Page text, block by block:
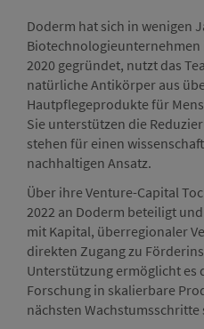
Doderm hat sich in wenigen
2020 gegründet, nutzt das
natürliche Antikörper aus
Hautpflegeprodukte für
Sie unterstützen die
stehen für einen
nachhaltigen Ansatz.
Über ihre Venture-Capital
2022 an Doderm beteiligt
mit Kapital, überregionaler
direkten Zugang zu
Unterstützung ermöglicht es
Forschung in skalierbare
nächsten